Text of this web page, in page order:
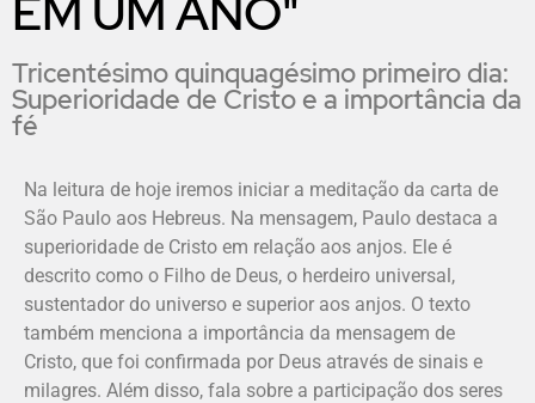
Tricentésimo quinquagésimo primeiro dia:
Superioridade de Cristo e a importância da
fé
Na leitura de hoje iremos iniciar a meditação da carta de
São Paulo aos Hebreus. Na mensagem, Paulo destaca a
superioridade de Cristo em relação aos anjos. Ele é
descrito como o Filho de Deus, o herdeiro universal,
sustentador do universo e superior aos anjos. O texto
também menciona a importância da mensagem de
Cristo, que foi confirmada por Deus através de sinais e
milagres. Além disso, fala sobre a participação dos seres